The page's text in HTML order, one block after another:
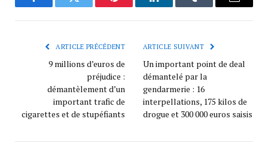
FacebookTwitter Pinterest LinkedInTumblr
ARTICLE PRÉCÉDENT
9 millions d’euros de
préjudice :
démantèlement d’un
important trafic de
cigarettes et de stupéfiants
ARTICLE SUIVANT
Un important point de deal
démantelé par la
gendarmerie : 16
interpellations, 175 kilos de
drogue et 300 000 euros saisis